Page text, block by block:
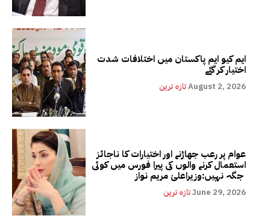
ایم کیو ایم پاکستان میں اختلافات شدت
اختیار کر گئے
تازہ ترینAugust 2, 2026
عوام پر رعب جھاڑنے اور اختیارات کا ناجائز
استعمال کرنے والوں کی پیرا فورس میں کوئی
تازہ ترینJune 29, 2026